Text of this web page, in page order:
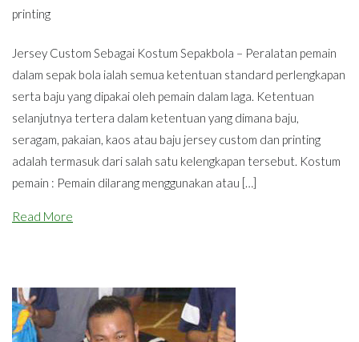
printing
Jersey Custom Sebagai Kostum Sepakbola – Peralatan pemain
dalam sepak bola ialah semua ketentuan standard perlengkapan
serta baju yang dipakai oleh pemain dalam laga. Ketentuan
selanjutnya tertera dalam ketentuan yang dimana baju,
seragam, pakaian, kaos atau baju jersey custom dan printing
adalah termasuk dari salah satu kelengkapan tersebut. Kostum
pemain : Pemain dilarang menggunakan atau […]
Read More